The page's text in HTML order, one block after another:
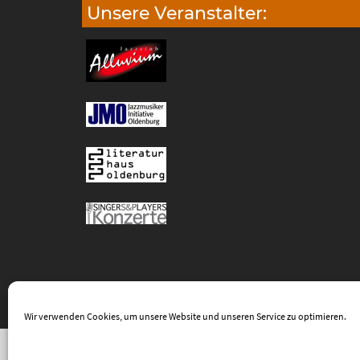
Wir verwenden Cookies, um unsere Website und unseren Service zu optimieren.
Unsere Veranstalter: